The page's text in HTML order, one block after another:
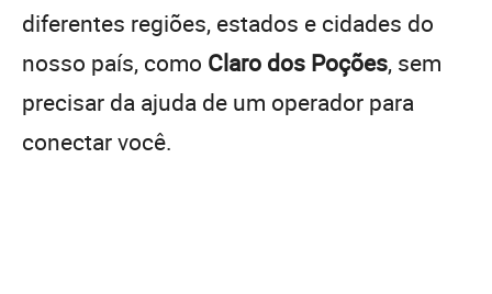
diferentes regiões, estados e cidades do
nosso país, como Claro dos Poções, sem
precisar da ajuda de um operador para
conectar você.